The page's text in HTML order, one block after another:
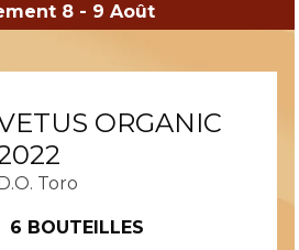
8 - 9 Août
ORGANIC
Toro
6 BOUTEILLES